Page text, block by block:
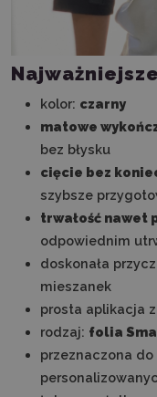
kolor: czarny
matowe
bez błysku
cięcie bez
szybsze
trwałość nawet
odpowiednim
doskonała
mieszanek
prosta aplikacja
rodzaj: folia
przeznaczona